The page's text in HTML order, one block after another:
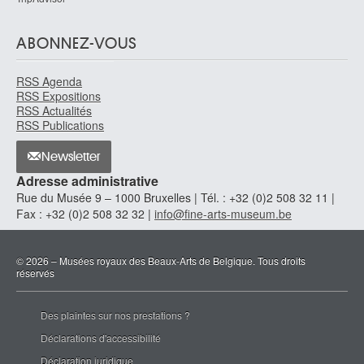
XIVe siècle
Ecole franco-flamande
ca. 1420-1430
Ecole franco-italienne
1650-1725
Ecole italienne
Ecole italienne
seconde moitié XVIe siècle
Ecole italienne
fin XVIe siècle
Ecole italienne
Ecole italienne
ABONNEZ-VOUS
RSS Agenda
RSS Expositions
RSS Actualités
RSS Publications
Newsletter
Adresse administrative
Rue du Musée 9 – 1000 Bruxelles | Tél. : +32 (0)2 508 32 11 |
Fax : +32 (0)2 508 32 32 | info@fine-arts-museum.be
© 2026 – Musées royaux des Beaux-Arts de Belgique. Tous droits
réservés
Des plaintes sur nos prestations ?
Déclarations d'accessibilité
Déclaration juridique